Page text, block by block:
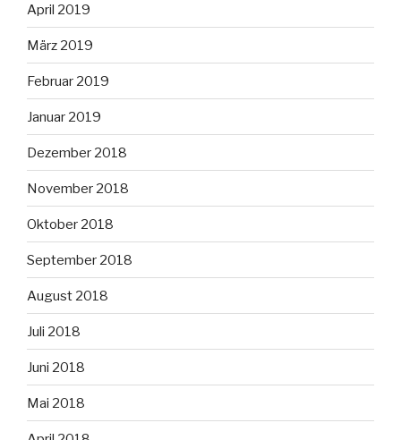
April 2019
März 2019
Februar 2019
Januar 2019
Dezember 2018
November 2018
Oktober 2018
September 2018
August 2018
Juli 2018
Juni 2018
Mai 2018